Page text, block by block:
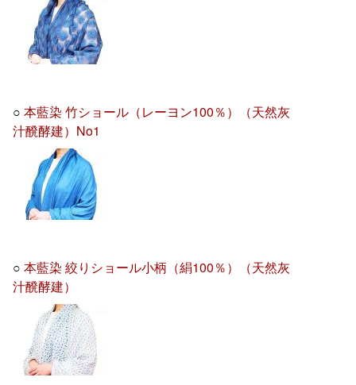
○本藍染 竹ショール（レーヨン100％）（天然灰
汁醗酵建）No1
○本藍染 絞りショール小柄（絹100％）（天然灰
汁醗酵建）